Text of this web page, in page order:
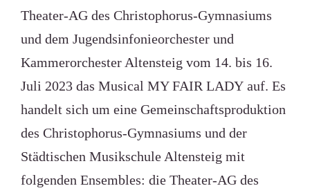
Theater-AG des Christophorus-Gymnasiums
und dem Jugendsinfonieorchester und
Kammerorchester Altensteig vom 14. bis 16.
Juli 2023 das Musical MY FAIR LADYauf. Es
handelt sich um eine Gemeinschaftsproduktion
des Christophorus-Gymnasiums und der
Städtischen Musikschule Altensteig mit
folgenden Ensembles: die Theater-AG des